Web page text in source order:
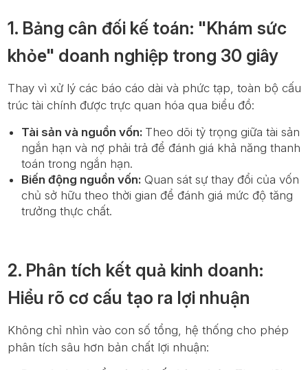
1. Bảng cân đối kế toán: "Khám sức
khỏe" doanh nghiệp trong 30 giây
Thay vì xử lý các báo cáo dài và phức tạp, toàn bộ cấu
trúc tài chính được trực quan hóa qua biểu đồ:
Tài sản và nguồn vốn: Theo dõi tỷ trọng giữa tài sản
ngắn hạn và nợ phải trả để đánh giá khả năng thanh
toán trong ngắn hạn.
Biến động nguồn vốn:Quan sát sự thay đổi của vốn
chủ sở hữu theo thời gian để đánh giá mức độ tăng
trưởng thực chất.
2. Phân tích kết quả kinh doanh:
Hiểu rõ cơ cấu tạo ra lợi nhuận
Không chỉ nhìn vào con số tổng, hệ thống cho phép
phân tích sâu hơn bản chất lợi nhuận: